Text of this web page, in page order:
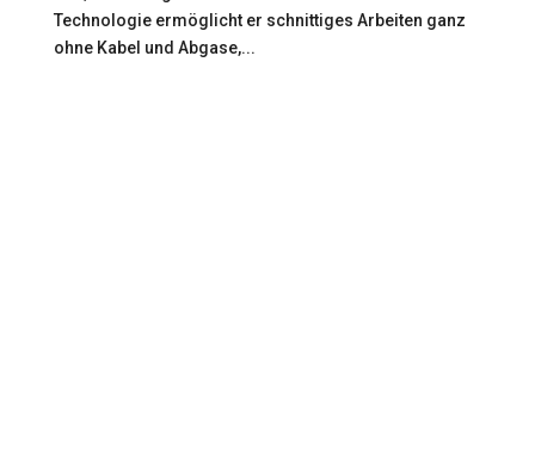
Technologie ermöglicht er schnittiges Arbeiten ganz
ohne Kabel und Abgase,...